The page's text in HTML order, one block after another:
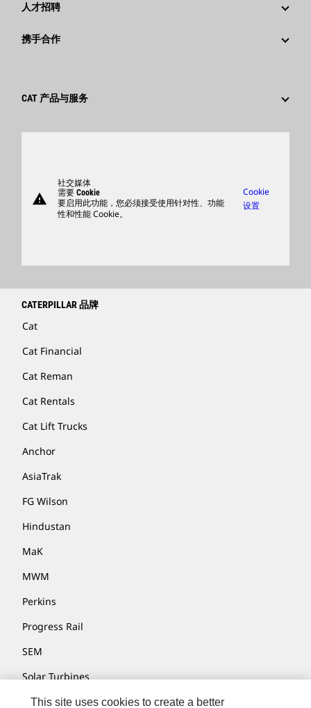
卡特彼勒 基金会
行为准则
创新
社交媒体
人才招聘
为什么选择卡特彼勒？
搜索和申请
携手合作
供应商
CAT 产品与服务
商品warning
社交媒体
需要 Cookie
要启用此功能，您必须接受使用针对性、功能
性和性能 Cookie。
Cookie
设置
CATERPILLAR 品牌
Cat
Cat Financial
Cat Reman
Cat Rentals
Cat Lift Trucks
Anchor
AsiaTrak
FG Wilson
Hindustan
MaK
MWM
Perkins
Progress Rail
SEM
Solar Turbines
SPM Oil & Gas
This site uses cookies to create a better